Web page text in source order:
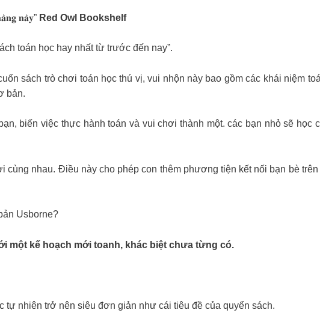
𝐧𝐚̀𝐲” Red Owl Bookshelf
toán học hay nhất từ trước đến nay”.
sách trò chơi toán học thú vị, vui nhộn này bao gồm các khái niệm
bản.
biến việc thực hành toán và vui chơi thành một. các bạn nhỏ sẽ học
nhau. Điều này cho phép con thêm phương tiện kết nối bạn bè
Usborne?
một kế hoạch mới toanh, khác biệt chưa từng có.
tự nhiên trở nên siêu đơn giản như cái tiêu đề của quyển sách.